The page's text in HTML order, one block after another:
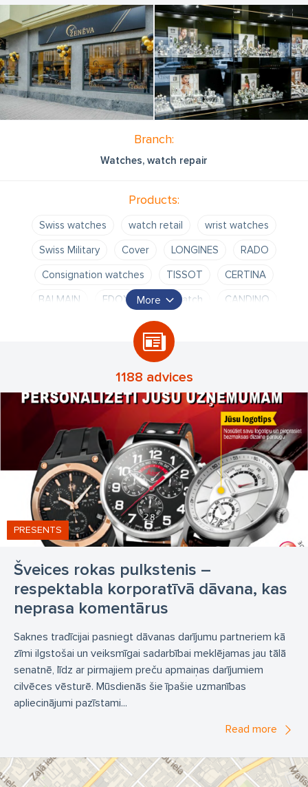
Branch:
Watches, watch repair
Products:
Swiss watches watch retail
wrist watches
Swiss Military
Cover LONGINES
RADO
Consignation watches
TISSOT
CERTINA
BALMAIN
EDOX Aerowatch
CANDINO
P. LANNIER
Salvatore Ferragamo
Hermle
ZUCCOLO ROCHET
Cover
LONGINES RADO TISSOT
CERTINA
Pierre Balmain
EDOX Aerowatch
CANDINO
Michel HERBELIN
Pierre LANNIER
Sokolov
Salvatore Ferragamo
Hermle
watch straps
watch bracelets
ZUCCOLO ROCHET
watch shop
wrist watches
watch retail
watches in Riga
buy watch
rings necklaces
earrings
pendants
bracelets pearls
time
Swiss watch brands
high-end watches
watch strap replacement
battery replacement
silver
quartz watch automatic watch
dial
women's watch
men's watch
silver jewelry
jewelry with gems accessories
More
1188 advices
Šveices rokas pulkstenis –
respektabla korporatīvā dāvana, kas
neprasa komentārus
PRESENTS
Saknes tradīcijai pasniegt dāvanas darījumu partneriem kā
zīmi ilgstošai un veiksmīgai sadarbībai meklējamas jau tālā
senatnē, līdz ar pirmajiem preču apmaiņas darījumiem
cilvēces vēsturē. Mūsdienās šie īpašie uzmanības
apliecinājumi pazīstami...
Read more